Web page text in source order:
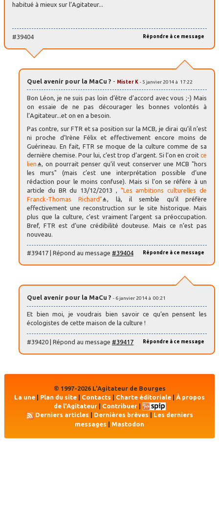
habitué à mieux sur l’Agitateur...
Répondre à ce message
#39404
Quel avenir pour la MaCu ? - Mister K - 5 janvier 2014 à 17:22
Bon Léon, je ne suis pas loin d’être d’accord avec vous ;-) Mais
on essaie de ne pas décourager les bonnes volontés à
l’Agitateur...et on en a besoin.
Pas contre, sur FTR et sa position sur la MCB, je dirai qu’il n’est
ni proche d’Irène Félix et effectivement encore moins de
Guérineau. En fait, FTR se moque de la culture comme de sa
dernière chemise. Pour lui, c’est trop d’argent. Si l’on en croit ce
lien
, on pourrait penser qu’il veut conserver une MCB "hors
les murs" (mais c’est une interprétation possible d’une
rédaction pour le moins confuse). Mais si l’on se réfère à un
article du BR du 13/12/2013 , "Les ambitions culturelles de
Franck-Thomas Richard"
, là, il semble qu’il préfère
effectivement une reconstruction sur le site historique. Mais
plus que la culture, c’est vraiment l’argent sa préoccupation.
Bref, FTR est d’une crédibilité douteuse. Mais ce n’est pas
nouveau.
Répondre à ce message
#39417 | Répond au message #39404
Quel avenir pour la MaCu ? - 6 janvier 2014 à 00:21
Et bien moi, je voudrais bien savoir ce qu’en pensent les
écologistes de cette maison de la culture !
Répondre à ce message
#39420 | Répond au message #39417
© 1997-2026 L'Agitateur de Bourges
La une | Plan du site | Contacts | Charte éditoriale | À propos
de l'Agitateur| Contribuer|
Derniers articles
Dernières brèves
Les derniers
messages
Mastodon